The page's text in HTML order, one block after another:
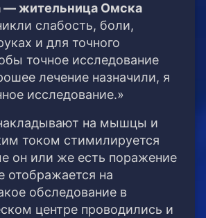
— жительница Омска
слабость, боли,
и для точного
точное исследование
лечение назначили, я
исследование.»
на мышцы и
током стимилируется
он или же есть поражение
отображается на
обследование в
центре проводились и